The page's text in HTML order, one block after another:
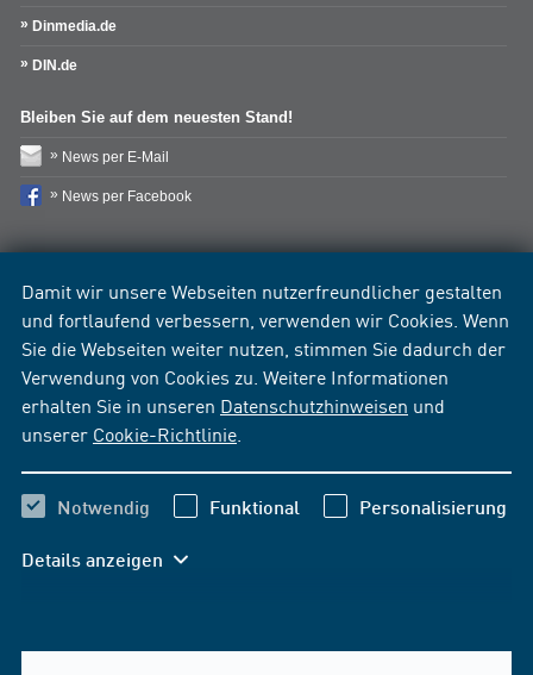
Damit wir unsere Webseiten nutzerfreundlicher gestalten
und fortlaufend verbessern, verwenden wir Cookies. Wenn
Sie die Webseiten weiter nutzen, stimmen Sie dadurch der
Verwendung von Cookies zu. Weitere Informationen
erhalten Sie in unseren Datenschutzhinweisen und
unserer Cookie-Richtlinie
Notwendig Funktional Personalisierung
Details anzeigen
Dinmedia.de
DIN.de
Bleiben Sie auf dem neuesten Stand!
News per E-Mail
News per Facebook